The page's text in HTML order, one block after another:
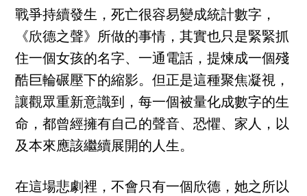
戰爭持續發生，死亡很容易變成統計數字，
《欣德之聲》所做的事情，其實也只是緊緊抓
住一個女孩的名字、一通電話，提煉成一個殘
酷巨輪碾壓下的縮影。但正是這種聚焦凝視，
讓觀眾重新意識到，每一個被量化成數字的生
命，都曾經擁有自己的聲音、恐懼、家人，以
及本來應該繼續展開的人生。
在這場悲劇裡，不會只有一個欣德，她之所以